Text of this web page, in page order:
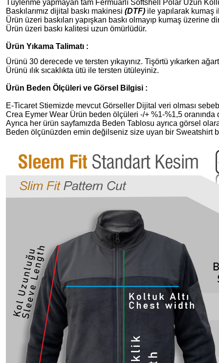
Tüylenme yapmayan tam Fermuarlı Softshell Polar Uzun
Baskılarımız dijital baskı makinesi (DTF) ile yapılarak kumaş
Ürün üzeri baskıları yapışkan baskı olmayıp kumaş
Ürün üzeri baskı kalitesi uzun ömürlüdür.
Ürün Yıkama Talimatı :
Ürünü 30 derecede ve tersten yıkayınız. Tişörtü yıkarken
Ürünü ılık sıcaklıkta ütü ile tersten ütüleyiniz.
Ürün Beden Ölçüleri ve Görsel Bilgisi :
E-Ticaret Stiemizde mevcut Görseller Dijital veri olması
Crea Eymer Wear Ürün beden ölçüleri -/+ %1-%1,5
Ayrıca her ürün sayfamızda Beden Tablosu ayrıca görsel
Beden ölçünüzden emin değilseniz size uyan bir Sweatshirt